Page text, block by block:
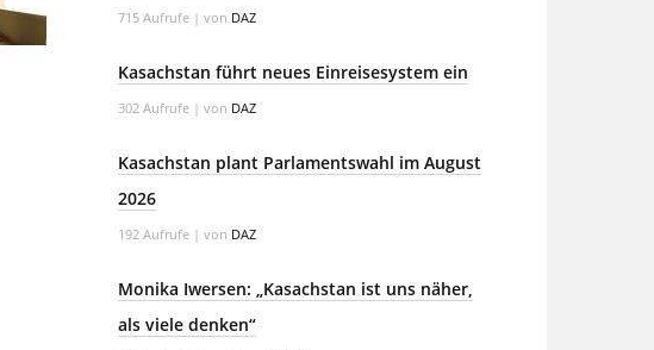
715 Aufrufe | von DAZ
Kasachstan führt neues Einreisesystem ein
302 Aufrufe | von DAZ
Kasachstan plant Parlamentswahl im August
2026
192 Aufrufe | von DAZ
Monika Iwersen: „Kasachstan ist uns näher,
als viele denken“